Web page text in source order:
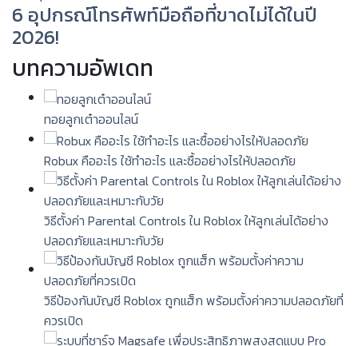
6 อุปกรณ์โทรศัพท์มือถือที่ขาดไม่ได้ในปี
2026!
บทความอัพเดท
ทอยลูกเต๋าออนไลน์
Robux คืออะไร ใช้ทำอะไร และซื้ออย่างไรให้ปลอดภัย
วิธีตั้งค่า Parental Controls ใน Roblox ให้ลูกเล่นได้อย่าง
ปลอดภัยและเหมาะกับวัย
วิธีป้องกันบัญชี Roblox ถูกแฮ็ก พร้อมตั้งค่าความปลอดภัยที่
ควรเปิด